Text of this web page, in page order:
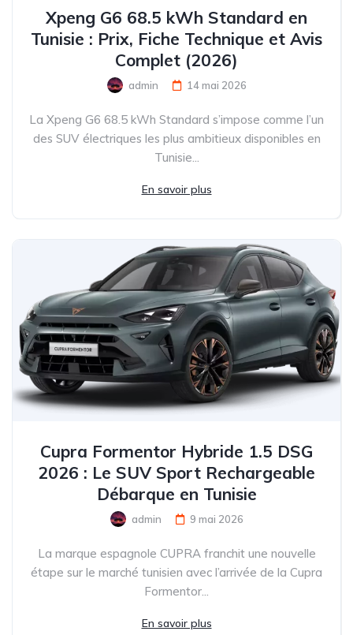
Xpeng G6 68.5 kWh Standard en
Tunisie : Prix, Fiche Technique et Avis
Complet (2026)
admin 14 mai 2026
La Xpeng G6 68.5 kWh Standard s’impose comme l’un
des SUV électriques les plus ambitieux disponibles en
Tunisie...
En savoir plus
Cupra Formentor Hybride 1.5 DSG
2026 : Le SUV Sport Rechargeable
Débarque en Tunisie
admin 9 mai 2026
La marque espagnole CUPRA franchit une nouvelle
étape sur le marché tunisien avec l’arrivée de la Cupra
Formentor...
En savoir plus